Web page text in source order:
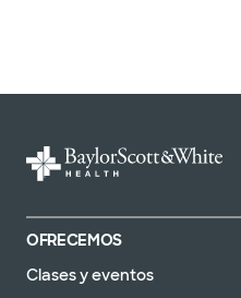
OFRECEMOS
Clases y eventos